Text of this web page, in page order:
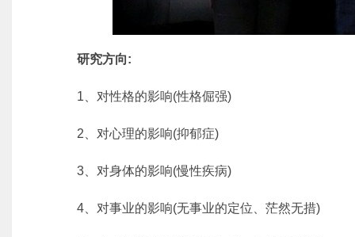
研究方向:
1、对性格的影响(性格倔强)
2、对心理的影响(抑郁症)
3、对身体的影响(慢性疾病)
4、对事业的影响(无事业的定位、茫然无措)